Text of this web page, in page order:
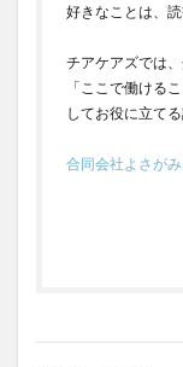
好きなことは、
チアケアズでは
「ここで働ける
してお役に立て
合同会社よさが